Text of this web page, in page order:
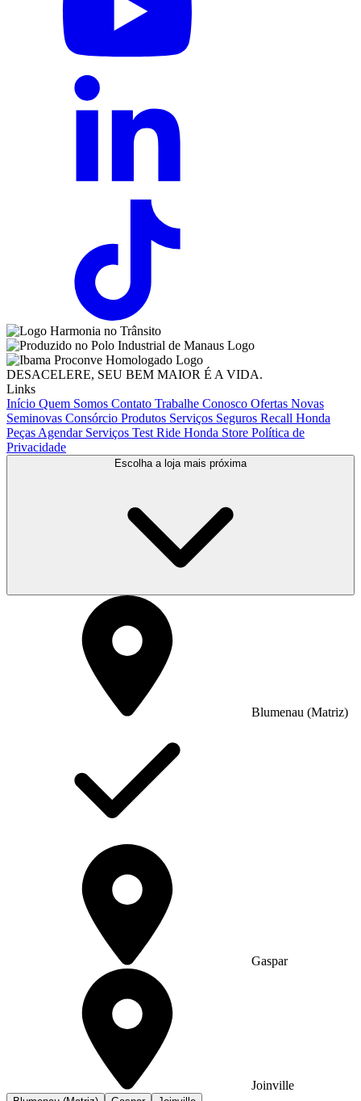
DESACELERE, SEU BEM MAIOR É A VIDA.
Links
Início Quem Somos Contato Trabalhe Conosco Ofertas Novas
Seminovas Consórcio Produtos Serviços Seguros Recall Honda
Peças Agendar Serviços Test Ride Honda Store Política de
Privacidade
Escolha a loja mais próxima
Blumenau (Matriz)
Gaspar
Joinville